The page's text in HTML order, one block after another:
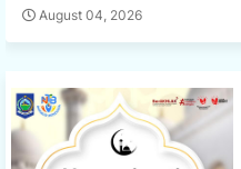
August 04, 2026